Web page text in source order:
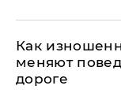
Как
меняют
дороге